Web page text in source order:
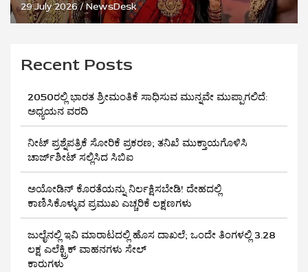
29 July 2026 NewsDesk
Recent Posts
2050ರಲ್ಲಿ ಭಾರತ ಶ್ರೀಮಂತಿಕೆ ಸಾಧಿಸುವ ಮುನ್ನವೇ ಮುಪ್ಪಾಗಲಿದೆ:
ಅಧ್ಯಯನ ವರದಿ
ನೀಟ್ ಪ್ರಶ್ನೆಪತ್ರಿಕೆ ಸೋರಿಕೆ ಪ್ರಕರಣ; ತನಿಖೆ ಮುಕ್ತಾಯಗೊಳಿಸಿ
ಚಾರ್ಜ್‌ಶೀಟ್ ಸಲ್ಲಿಸಿದ ಸಿಬಿಐ
ಅಯೋಡಿನ್ ಕೊರತೆಯನ್ನು ನಿರ್ಲಕ್ಷಿಸಬೇಡಿ! ದೇಹದಲ್ಲಿ
ಕಾಣಿಸಿಕೊಳ್ಳುವ ಪ್ರಮುಖ ಎಚ್ಚರಿಕೆ ಲಕ್ಷಣಗಳು
ಜುಲೈನಲ್ಲಿ ಇವಿ ಮಾರಾಟದಲ್ಲಿ ಹೊಸ ದಾಖಲೆ; ಒಂದೇ ತಿಂಗಳಲ್ಲಿ 3.28
ಲಕ್ಷ ಎಲೆಕ್ಟ್ರಿಕ್ ವಾಹನಗಳು ಸೇಲ್
ಕಾರುಗಳು